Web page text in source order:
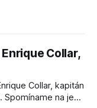
Collar,
Collar, kapitán
na jeho